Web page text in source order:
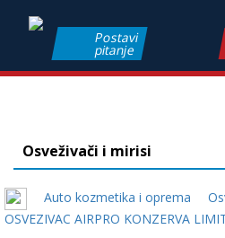
Postavi
pitanje
Osveživači i mirisi
Auto kozmetika i oprema
OSVEZIVAC AIRPRO KONZERVA